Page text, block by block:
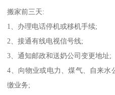
搬家前三天:
1、办理电话停机或移机手续;
2、接通有线电视信号线;
3、通知邮政和送奶公司变更地址;
4、向物业或电力、煤气、自来
缴业务;